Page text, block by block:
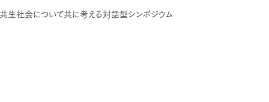
共生社会について共に考える対話型シンポジウム